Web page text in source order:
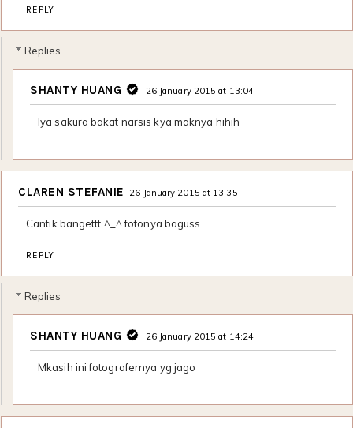
REPLY
Replies
SHANTY HUANG 26 January 2015 at 13:04
Iya sakura bakat narsis kya maknya hihih
CLAREN STEFANIE 26 January 2015 at 13:35
Cantik bangettt ^_^ fotonya baguss
REPLY
Replies
SHANTY HUANG 26 January 2015 at 14:24
Mkasih ini fotografernya yg jago